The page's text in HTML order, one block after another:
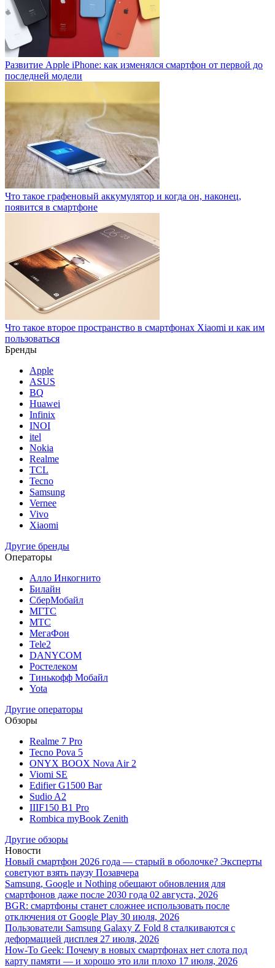
Развитие Apple iPhone: как изменялся смартфон от первой до
последней модели
Что такое графеновый аккумулятор и когда он, наконец,
появится в смартфоне
Что такое второе пространство в смартфонах Xiaomi и как им
пользоваться
Бренды
Apple
ASUS
BQ
Huawei
Infinix
INOI
itel
Nokia
Realme
TCL
Tecno
Samsung
Vernee
Vivo
Xiaomi
Другие бренды
Операторы
Алло Инкогнито
Билайн
СберМобайл
МГТС
МТС
МегаФон
Tele2
DANYCOM
Ростелеком
Тинькофф Мобайл
Yota
Другие операторы
Обзоры
Realme 7 Pro
Tecno Pova 5
ONYX BOOX Nova Air 2
Viomi SE
Edifier G1500 Bar
Sudio A2
IIIF150 B1 Pro
Rombica myBook Zenith
Другие обзоры
Новости
Новый смартфон 2026 года — старый в оболочке? Эксперты
советуют взять паузу Позавчера
Samsung, Google и Nothing обещают обновления для
смартфонов даже после 2030 года 02 августа, 2026
BGR: смартфоны станет сложнее использовать после
отключения от Google Play 30 июля, 2026
Пользователи Samsung Galaxy Z Fold 8 сталкиваются с
деформацией дисплея 27 июля, 2026
How-To Geek: Почему в новых смартфонах нет слота под
карту памяти — и хорошо это или плохо 17 июля, 2026